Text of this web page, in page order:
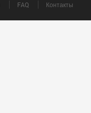
FAQ Контакты